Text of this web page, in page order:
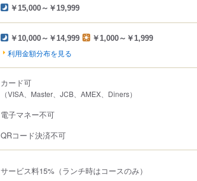
￥15,000～￥19,999
￥10,000～￥14,999 ￥1,000～￥1,999
利用金額分布を見る
カード可
（VISA、Master、JCB、AMEX、Diners）
電子マネー不可
QRコード決済不可
サービス料15%（ランチ時はコースのみ）